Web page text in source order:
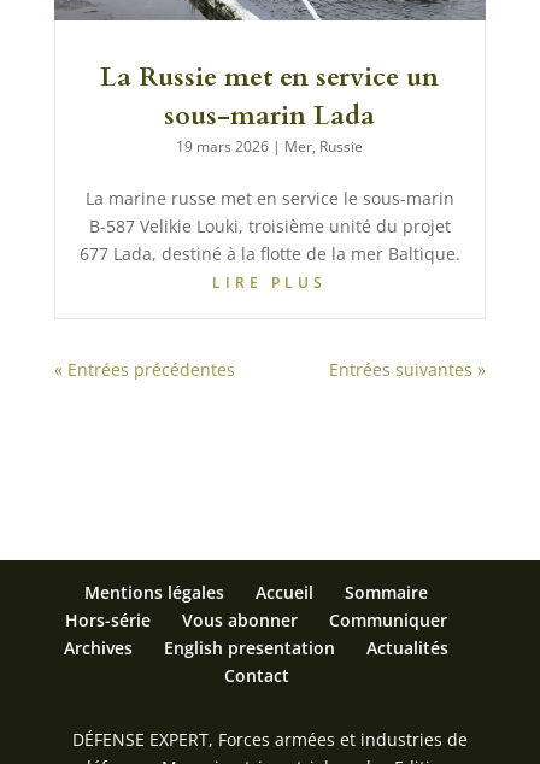
La Russie met en service un
sous-marin Lada
19 mars 2026 | Mer, Russie
La marine russe met en service le sous-marin
B-587 Velikie Louki, troisième unité du projet
677 Lada, destiné à la flotte de la mer Baltique.
LIRE PLUS
« Entrées précédentes Entrées suivantes »
Mentions légales Accueil
Sommaire
Hors-série
Vous abonner
Communiquer
Archives
English presentation
Actualités
Contact
DÉFENSE EXPERT, Forces armées et industries de